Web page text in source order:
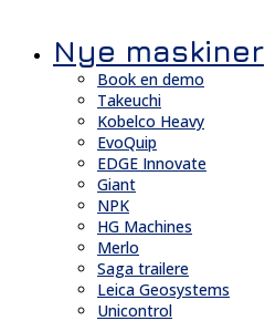
Nye maskiner
Book en demo
Takeuchi
Kobelco Heavy
EvoQuip
EDGE Innovate
Giant
NPK
HG Machines
Merlo
Saga trailere
Leica Geosystems
Unicontrol